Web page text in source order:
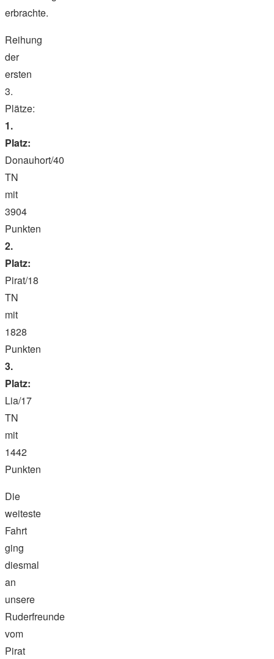
erbrachte.
Reihung
der
ersten
3.
Plätze:
1.
Platz:
Donauhort/40
TN
mit
3904
Punkten
2.
Platz:
Pirat/18
TN
mit
1828
Punkten
3.
Platz:
Lia/17
TN
mit
1442
Punkten
Die
weiteste
Fahrt
ging
diesmal
an
unsere
Ruderfreunde
vom
Pirat